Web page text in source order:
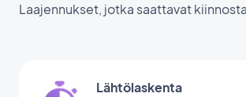
Laajennukset, jotka saattavat
Lähtölaskenta